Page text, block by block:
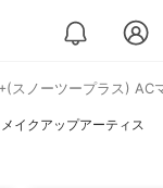
スノーツープラス) AC
イクアップアーティス